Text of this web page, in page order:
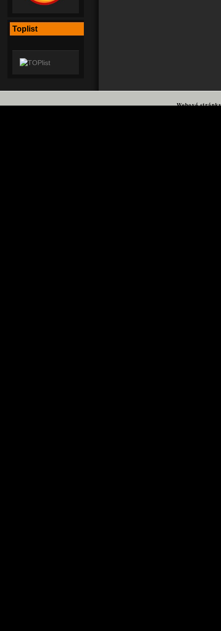
Toplist
Webové